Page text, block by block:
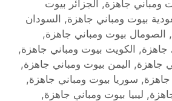
ومباني جاهزة, الجزائر بيوت
بيوت ومباني جاهزة, السودان
الصومال بيوت ومباني جاهزة,
جاهزة, الكويت بيوت ومباني جاهزة,
جاهزة, اليمن بيوت ومباني جاهزة,
, سوريا بيوت ومباني جاهزة,
, ليبيا بيوت ومباني جاهزة,